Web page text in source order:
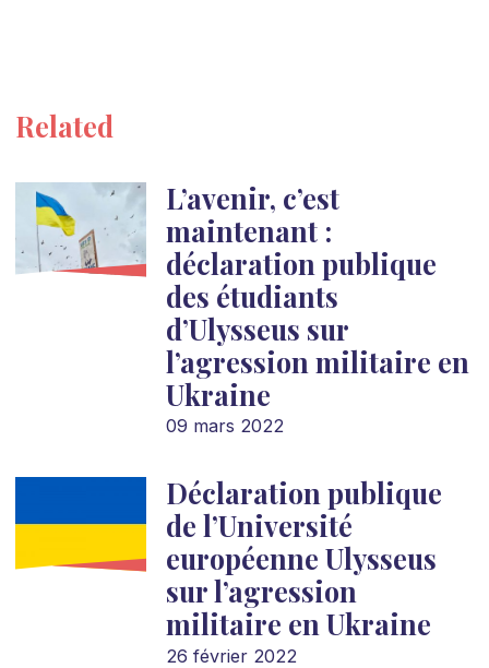
Related
L’avenir, c’est
maintenant :
déclaration publique
des étudiants
d’Ulysseus sur
l’agression militaire en
Ukraine
09 mars 2022
Déclaration publique
de l’Université
européenne Ulysseus
sur l’agression
militaire en Ukraine
26 février 2022